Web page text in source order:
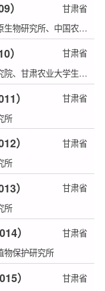
）
甘肃省
分类：小麦 育种者：中国科学院西北高原生物研究所、中国农业科学院作物科学研究所、湖北洪山实验室
）
甘肃省
分类：小麦 育种者：定西市农业科学研究院、甘肃农业大学生命科学技术学院、西北农林科技大学农学院
）
甘肃省
所
）
甘肃省
所
）
甘肃省
所
）
甘肃省
物保护研究所
）
甘肃省